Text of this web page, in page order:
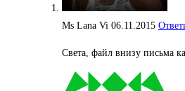
Ms Lana Vi 06.11.2015
Света, файл внизу письма